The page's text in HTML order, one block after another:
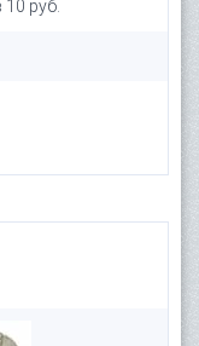
руб.